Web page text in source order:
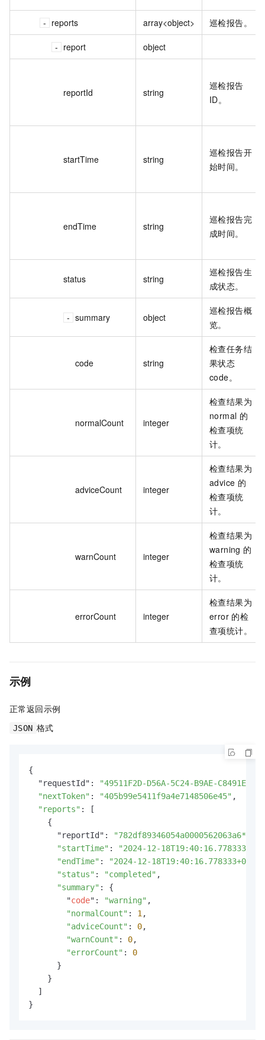
reports array<object> 巡检报告。
report object
reportId string
巡检报告
ID。
startTime string
巡检报告开
始时间。
endTime string
巡检报告完
成时间。
status string
巡检报告生
成状态。
summary object
巡检报告概
览。
code string
检查任务结
果状态
code。
normalCount integer
检查结果为
normal 的
检查项统
计。
adviceCount integer
检查结果为
advice 的
检查项统
计。
warnCount integer
检查结果为
warning 的
检查项统
计。
errorCount integer
检查结果为
error 的检
查项统计。
示例
正常返回示例
JSON 格式
{
  "requestId":
"49511F2D-D56A-5C24-B9AE-
"nextToken" : "405b99e5411f9a4e7148506e45" ,
"reports" : [
    {
      "reportId":
"782df89346054a0000562063a6****"
"startTime" :
"2024-12-
"endTime" :
"2024-12-
"status" : "completed" ,
"summary" : {
        "
code": "warning" ,
"normalCount" : 1 ,
"adviceCount" : 0,
"warnCount" : 0,
"errorCount" : 0
      }
    }
  ]
}